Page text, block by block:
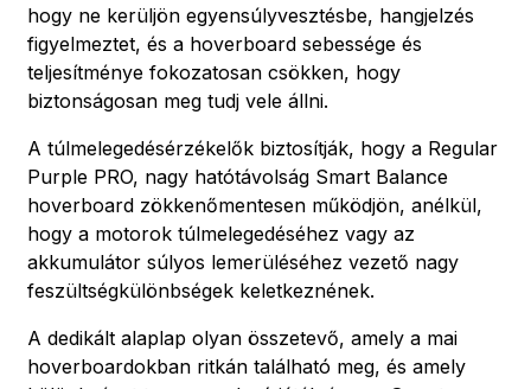
hogy ne kerüljön egyensúlyvesztésbe, hangjelzés
figyelmeztet, és a hoverboard sebessége és
teljesítménye fokozatosan csökken, hogy
biztonságosan meg tudj vele állni.
A túlmelegedésérzékelők biztosítják, hogy a Regular
Purple PRO, nagy hatótávolság Smart Balance
hoverboard zökkenőmentesen működjön, anélkül,
hogy a motorok túlmelegedéséhez vagy az
akkumulátor súlyos lemerüléséhez vezető nagy
feszültségkülönbségek keletkeznének.
A dedikált alaplap olyan összetevő, amely a mai
hoverboardokban ritkán található meg, és amely